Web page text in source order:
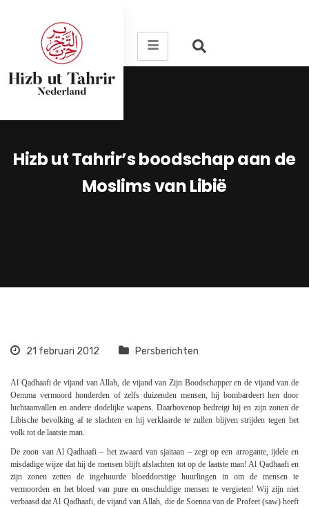
Hizb ut Tahrir’s boodschap aan de
Moslims van Libië
21 februari 2012 Persberichten
Al Qadhaafi de vijand van Allah, de vijand van Zijn Boodschapper en de vijand van de
Oemma vermoord honderden of zelfs duizenden mensen, hij bombardeert hen door
luchtaanvallen en andere dodelijke wapens. Daarbovenop bedreigt hij en zijn zonen de
Libische bevolking af te slachten en hij verklaarde te zullen blijven strijden tegen het
volk tot de laatste man.
De zoon van Al Qadhaafi – het zwaard van sjaitaan – zegt op een arrogante, ijdele en
misdadige wijze dat hij de mensen blijft afslachten tot op de laatste man! Al Qadhaafi en
zijn zonen zetten de ingehuurde bloeddorstige huurlingen in om de mensen te
vermoorden en het bloed van pure en onschuldige mensen te vergieten! Wij zijn niet
verbaasd dat Al Qadhaafi, de vijand van Allah, die de Soenna van de Profeet (saw) heeft